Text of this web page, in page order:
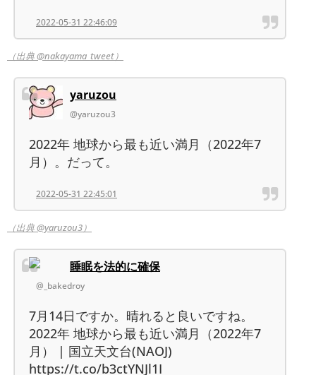
2022-05-31 22:46:09
（出典 @nakayama_tweet）
yaruzou
@yaruzou3
2022年 地球から最も近い満月（2022年7
月）。だって。
2022-05-31 22:45:01
（出典 @yaruzou3）
睡眠を法的に確保
@_bakedroy
7月14日ですか。晴れると良いですね。
2022年 地球から最も近い満月（2022年7
月） | 国立天文台(NAOJ)
https://t.co/b3ctYNJl1I